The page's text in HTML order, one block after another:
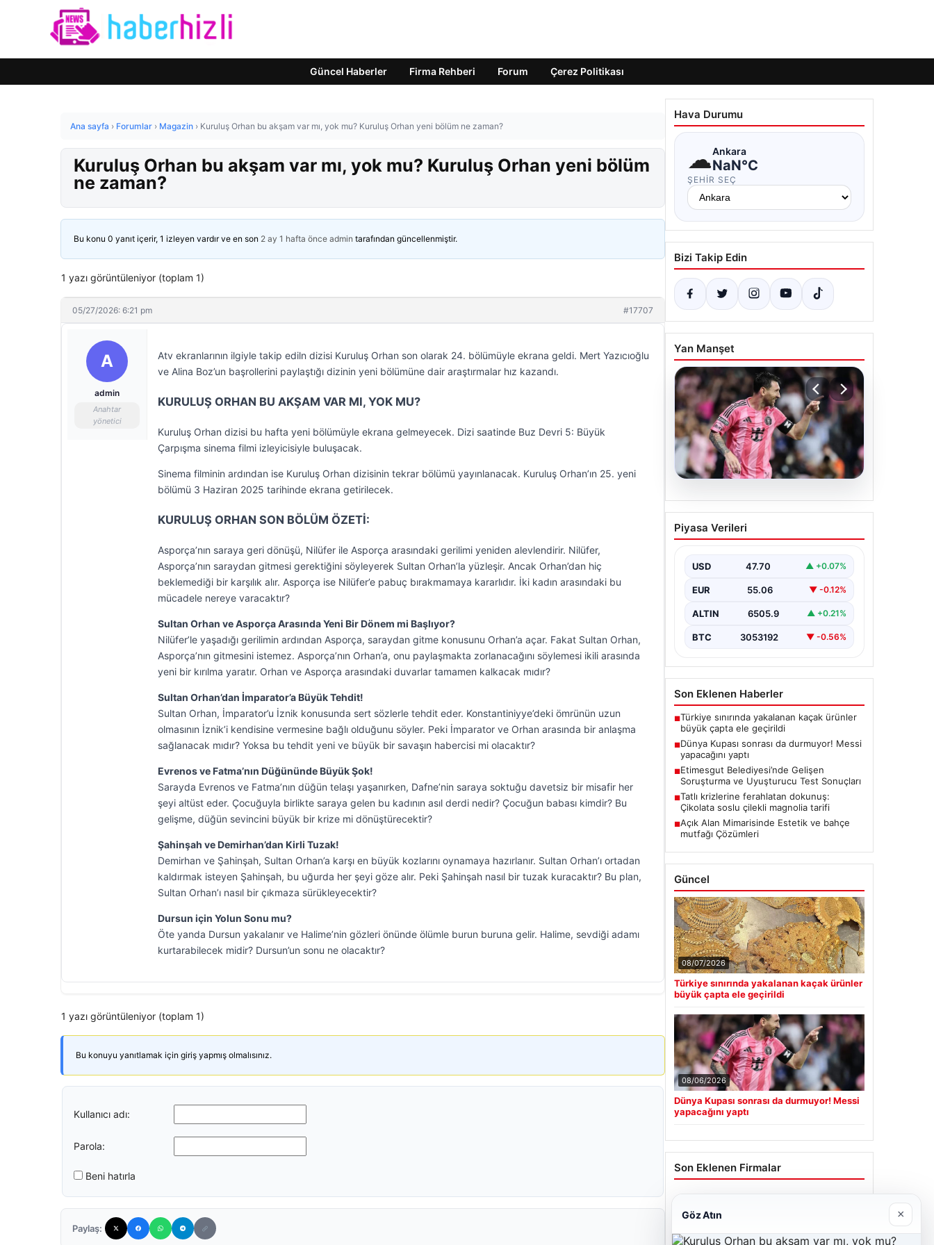
Güncel Haberler Firma Rehberi Forum Çerez Politikası
Ana sayfa › Forumlar › Magazin › Kuruluş Orhan bu akşam var mı, yok mu? Kuruluş Orhan yeni bölüm ne zaman?
Kuruluş Orhan bu akşam var mı, yok mu? Kuruluş Orhan yeni bölüm
ne zaman?
Bu konu 0 yanıt içerir, 1 izleyen vardır ve en son 2 ay 1 hafta önce admin tarafından güncellenmiştir.
1 yazı görüntüleniyor (toplam 1)
05/27/2026: 6:21 pm #17707
A
admin
Anahtar
yönetici
Atv ekranlarının ilgiyle takip ediln dizisi Kuruluş Orhan son olarak 24. bölümüyle ekrana geldi. Mert Yazıcıoğlu
ve Alina Boz’un başrollerini paylaştığı dizinin yeni bölümüne dair araştırmalar hız kazandı.
KURULUŞ ORHAN BU AKŞAM VAR MI, YOK MU?
Kuruluş Orhan dizisi bu hafta yeni bölümüyle ekrana gelmeyecek. Dizi saatinde Buz Devri 5: Büyük
Çarpışma sinema filmi izleyicisiyle buluşacak.
Sinema filminin ardından ise Kuruluş Orhan dizisinin tekrar bölümü yayınlanacak. Kuruluş Orhan’ın 25. yeni
bölümü 3 Haziran 2025 tarihinde ekrana getirilecek.
KURULUŞ ORHAN SON BÖLÜM ÖZETİ:
Asporça’nın saraya geri dönüşü, Nilüfer ile Asporça arasındaki gerilimi yeniden alevlendirir. Nilüfer,
Asporça’nın saraydan gitmesi gerektiğini söyleyerek Sultan Orhan’la yüzleşir. Ancak Orhan’dan hiç
beklemediği bir karşılık alır. Asporça ise Nilüfer’e pabuç bırakmamaya kararlıdır. İki kadın arasındaki bu
mücadele nereye varacaktır?
Sultan Orhan ve Asporça Arasında Yeni Bir Dönem mi Başlıyor?
Nilüfer’le yaşadığı gerilimin ardından Asporça, saraydan gitme konusunu Orhan’a açar. Fakat Sultan Orhan,
Asporça’nın gitmesini istemez. Asporça’nın Orhan’a, onu paylaşmakta zorlanacağını söylemesi ikili arasında
yeni bir kırılma yaratır. Orhan ve Asporça arasındaki duvarlar tamamen kalkacak mıdır?
Sultan Orhan’dan İmparator’a Büyük Tehdit!
Sultan Orhan, İmparator’u İznik konusunda sert sözlerle tehdit eder. Konstantiniyye’deki ömrünün uzun
olmasının İznik’i kendisine vermesine bağlı olduğunu söyler. Peki İmparator ve Orhan arasında bir anlaşma
sağlanacak mıdır? Yoksa bu tehdit yeni ve büyük bir savaşın habercisi mi olacaktır?
Evrenos ve Fatma’nın Düğününde Büyük Şok!
Sarayda Evrenos ve Fatma’nın düğün telaşı yaşanırken, Dafne’nin saraya soktuğu davetsiz bir misafir her
şeyi altüst eder. Çocuğuyla birlikte saraya gelen bu kadının asıl derdi nedir? Çocuğun babası kimdir? Bu
gelişme, düğün sevincini büyük bir krize mi dönüştürecektir?
Şahinşah ve Demirhan’dan Kirli Tuzak!
Demirhan ve Şahinşah, Sultan Orhan’a karşı en büyük kozlarını oynamaya hazırlanır. Sultan Orhan’ı ortadan
kaldırmak isteyen Şahinşah, bu uğurda her şeyi göze alır. Peki Şahinşah nasıl bir tuzak kuracaktır? Bu plan,
Sultan Orhan’ı nasıl bir çıkmaza sürükleyecektir?
Dursun için Yolun Sonu mu?
Öte yanda Dursun yakalanır ve Halime’nin gözleri önünde ölümle burun buruna gelir. Halime, sevdiği adamı
kurtarabilecek midir? Dursun’un sonu ne olacaktır?
1 yazı görüntüleniyor (toplam 1)
Bu konuyu yanıtlamak için giriş yapmış olmalısınız.
Kullanıcı adı:
Parola:
Beni hatırla
Paylaş:
Hava Durumu
☁Ankara
NaN°C
ŞEHIR SEÇ
Bizi Takip Edin
Yan Manşet
Dünya Kupası sonrası da
durmuyor! Messi
Piyasa Verileri
USD 47.70 ▲ +0.07%
EUR 55.06 ▼ -0.12%
ALTIN 6505.9 ▲ +0.21%
BTC 3053192 ▼ -0.56%
Son Eklenen Haberler
■Türkiye sınırında yakalanan kaçak ürünler
büyük çapta ele geçirildi
■Dünya Kupası sonrası da durmuyor! Messi
yapacağını yaptı
■Etimesgut Belediyesi’nde Gelişen
Soruşturma ve Uyuşturucu Test Sonuçları
■Tatlı krizlerine ferahlatan dokunuş:
Çikolata soslu çilekli magnolia tarifi
■Açık Alan Mimarisinde Estetik ve bahçe
mutfağı Çözümleri
Güncel
08/07/2026
Türkiye sınırında yakalanan kaçak ürünler
büyük çapta ele geçirildi
08/06/2026
Dünya Kupası sonrası da durmuyor! Messi
yapacağını yaptı
Son Eklenen Firmalar
06/23/2026
Göz Atın ×